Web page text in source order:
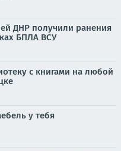
ДНР получили ранения
БПЛА ВСУ
с книгами на любой
у тебя